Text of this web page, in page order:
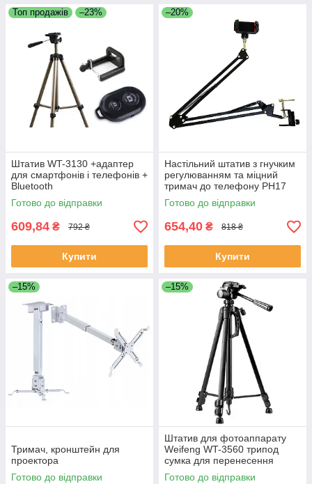
Топ продажів –23%
Штатив WT-3130 +адаптер
для смартфонів і телефонів +
Bluetooth
Готово до відправки
609,84 ₴ 792 ₴
Купити
–20%
Настільний штатив з гнучким
регулюванням та міцний
тримач до телефону PH17
Готово до відправки
654,40 ₴ 818 ₴
Купити
–15%
Тримач, кронштейн для
проектора
Готово до відправки
–15%
Штатив для фотоаппарату
Weifeng WT-3560 трипод
сумка для перенесення
Готово до відправки